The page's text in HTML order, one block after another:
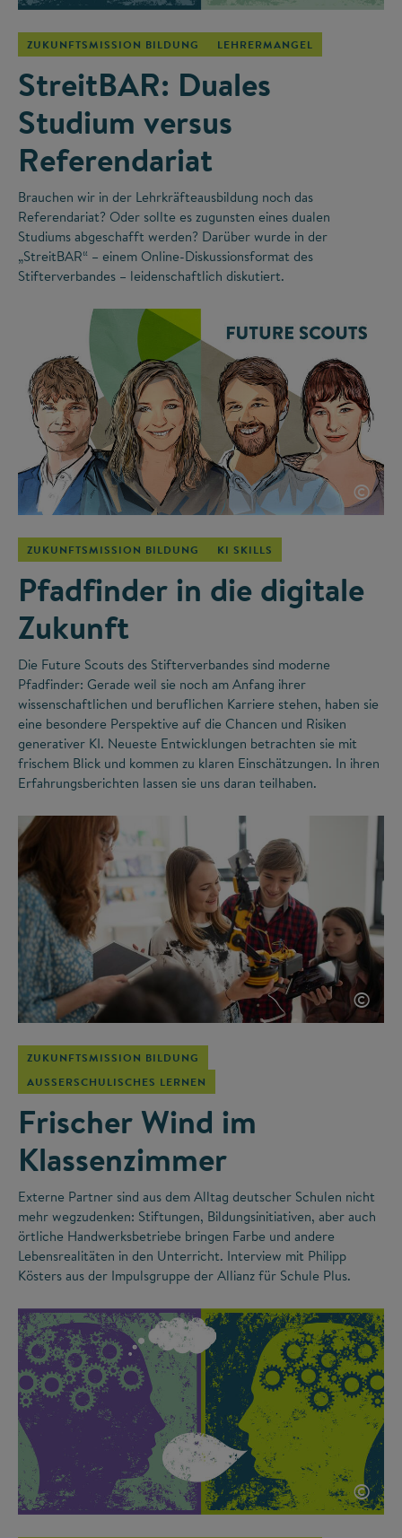
ZUKUNFTSMISSION BILDUNG LEHRERMANGEL
StreitBAR: Duales
Studium versus
Referendariat
Brauchen wir in der Lehrkräfteausbildung noch das
Referendariat? Oder sollte es zugunsten eines dualen
Studiums abgeschafft werden? Darüber wurde in der
„StreitBAR“ – einem Online-Diskussionsformat des
Stifterverbandes – leidenschaftlich diskutiert.
©
ZUKUNFTSMISSION BILDUNG KI SKILLS
Pfadfinder in die digitale
Zukunft
Die Future Scouts des Stifterverbandes sind moderne
Pfadfinder: Gerade weil sie noch am Anfang ihrer
wissenschaftlichen und beruflichen Karriere stehen, haben sie
eine besondere Perspektive auf die Chancen und Risiken
generativer KI. Neueste Entwicklungen betrachten sie mit
frischem Blick und kommen zu klaren Einschätzungen. In ihren
Erfahrungsberichten lassen sie uns daran teilhaben.
©
ZUKUNFTSMISSION BILDUNG
AUSSERSCHULISCHES LERNEN
Frischer Wind im
Klassenzimmer
Externe Partner sind aus dem Alltag deutscher Schulen nicht
mehr wegzudenken: Stiftungen, Bildungsinitiativen, aber auch
örtliche Handwerksbetriebe bringen Farbe und andere
Lebensrealitäten in den Unterricht. Interview mit Philipp
Kösters aus der Impulsgruppe der Allianz für Schule Plus.
©